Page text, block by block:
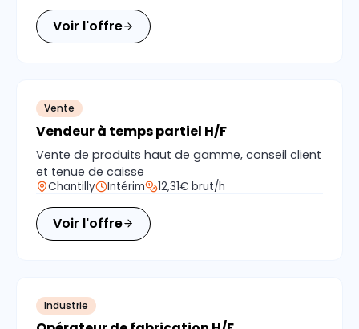
Voir l'offre
Vente
Vendeur à temps partiel H/F
Vente de produits haut de gamme, conseil client
et tenue de caisse
Chantilly Intérim 12,31€ brut/h
Voir l'offre
Industrie